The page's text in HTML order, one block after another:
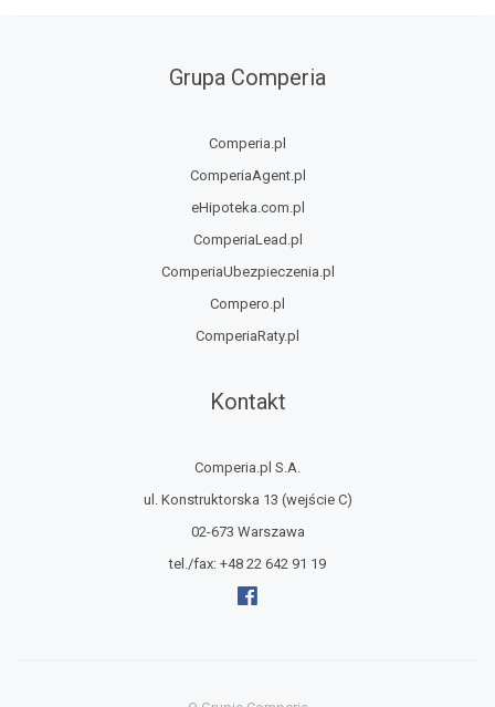
Grupa Comperia
Comperia.pl
ComperiaAgent.pl
eHipoteka.com.pl
ComperiaLead.pl
ComperiaUbezpieczenia.pl
Compero.pl
ComperiaRaty.pl
Kontakt
Comperia.pl S.A.
ul. Konstruktorska 13 (wejście C)
02-673 Warszawa
tel./fax: +48 22 642 91 19